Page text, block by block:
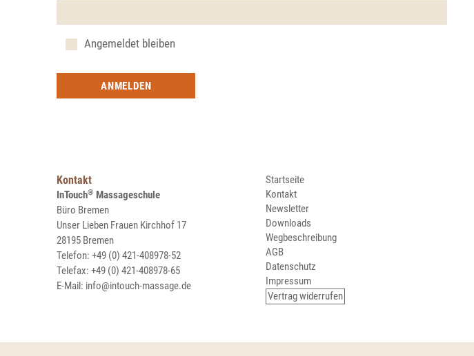
Angemeldet bleiben
ANMELDEN
Kontakt
InTouch® Massageschule
Büro Bremen
Unser Lieben Frauen Kirchhof 17
28195 Bremen
Telefon: +49 (0) 421-408978-52
Telefax: +49 (0) 421-408978-65
E-Mail: info@intouch-massage.de
Navigation
überspringen
Startseite
Kontakt
Newsletter
Downloads
Wegbeschreibung
AGB
Datenschutz
Impressum
Vertrag widerrufen